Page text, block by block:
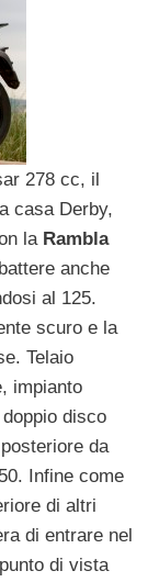
278 cc, il
casa Derby,
la Rambla
anche
al 125.
scuro e la
Telaio
impianto
disco
da
Infine come
di altri
di entrare nel
di vista